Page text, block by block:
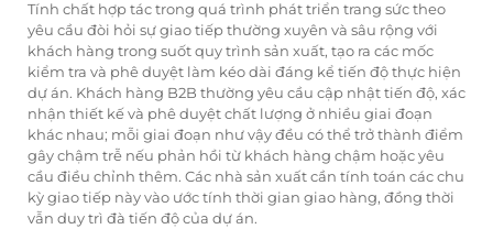
Tính chất hợp tác trong quá trình phát triển trang sức theo
yêu cầu đòi hỏi sự giao tiếp thường xuyên và sâu rộng với
khách hàng trong suốt quy trình sản xuất, tạo ra các mốc
kiểm tra và phê duyệt làm kéo dài đáng kể tiến độ thực hiện
dự án. Khách hàng B2B thường yêu cầu cập nhật tiến độ, xác
nhận thiết kế và phê duyệt chất lượng ở nhiều giai đoạn
khác nhau; mỗi giai đoạn như vậy đều có thể trở thành điểm
gây chậm trễ nếu phản hồi từ khách hàng chậm hoặc yêu
cầu điều chỉnh thêm. Các nhà sản xuất cần tính toán các chu
kỳ giao tiếp này vào ước tính thời gian giao hàng, đồng thời
vẫn duy trì đà tiến độ của dự án.